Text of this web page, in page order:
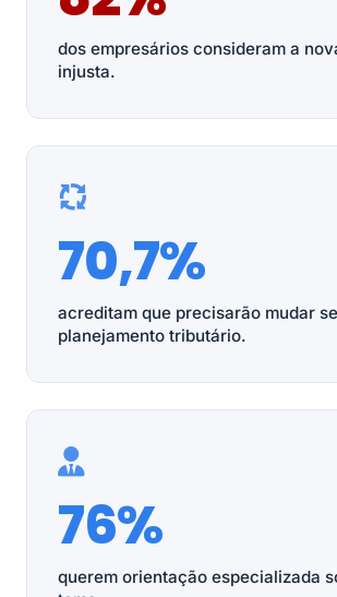
dos empresários consideram a
injusta.
70,7%
acreditam que precisarão mudar
planejamento tributário.
76%
querem orientação especializada